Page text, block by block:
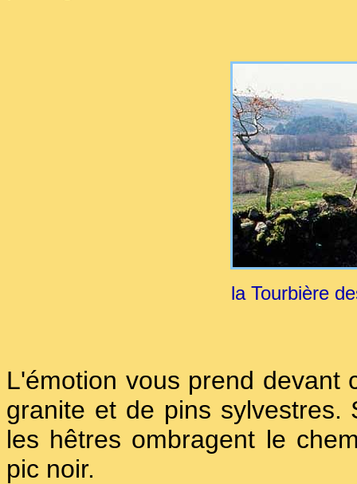
la Tourbière
L'émotion vous prend devant
granite et de pins sylvestres.
les hêtres ombragent le
pic noir.